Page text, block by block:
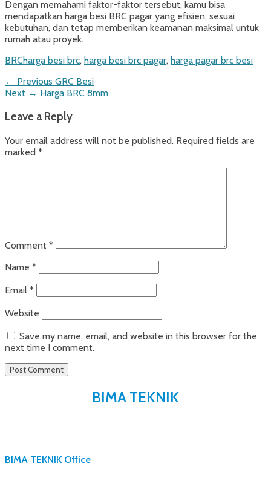
Dengan memahami faktor-faktor tersebut, kamu bisa
mendapatkan harga besi BRC pagar yang efisien, sesuai
kebutuhan, dan tetap memberikan keamanan maksimal untuk
rumah atau proyek.
Categories
BRCTags
harga besi brc, harga besi brc pagar, harga pagar brc besi
Post
navigation
← Previous Previous
post:
GRC Besi
Next → Next
Harga BRC 8mm
Leave a Reply
Your email address will not be published. Required fields are
marked *
Comment *
Name *
Email *
Website
Save my name, email, and website in this browser for the
next time I comment.
BIMA TEKNIK
BIMA TEKNIK Office